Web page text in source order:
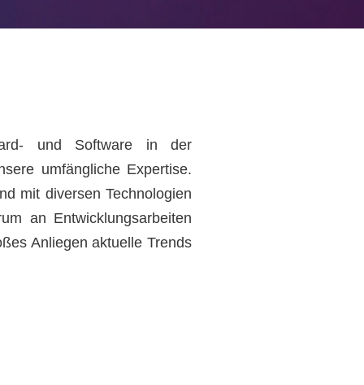
und Software in der
umfängliche Expertise.
mit diversen Technologien
an Entwicklungsarbeiten
Anliegen aktuelle Trends